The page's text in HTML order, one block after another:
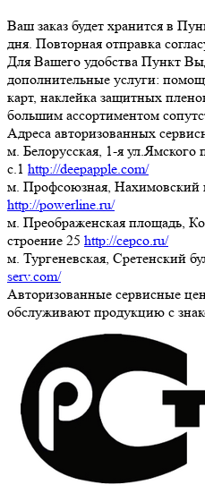
Ваш заказ будет хранится в
дня. Повторная отправка
Для Вашего удобства Пункт
дополнительные услуги:
карт, наклейка защитных
большим ассортиментом
Адреса авторизованных
м. Белорусская, 1-я ул.Ямского
c.1 http://deepapple.com/
м. Профсоюзная, Нахимовский
http://powerline.ru/
м. Преображенская площадь,
строение 25 http://cepco.ru/
м. Тургеневская, Сретенский
serv.com/
Авторизованные сервисные
обслуживают продукцию с